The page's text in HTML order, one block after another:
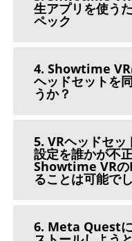
生アプリを使う
ペック
4. Showtime VR
ヘッドセットを
うか？
5. VRヘッドセッ
設定を誰かが不
Showtime VRの
ることは可能で
6. Meta Quest